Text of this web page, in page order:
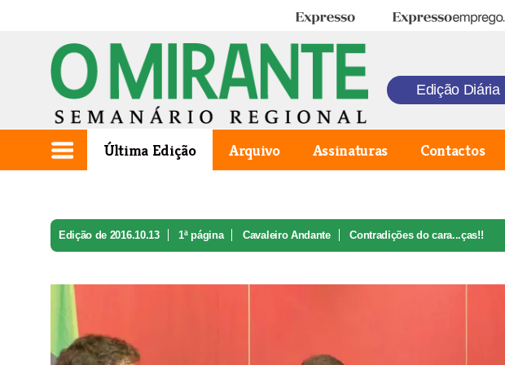
Expresso Expresso Emprego
Edição Diária
Última Edição Arquivo Assinaturas Contactos
Edição de 2016.10.13 1ª página Cavaleiro Andante Contradições do cara...ças!!